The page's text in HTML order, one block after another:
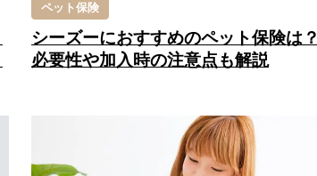
ペット保険
シーズーにおすすめのペット保険は？
必要性や加入時の注意点も解説